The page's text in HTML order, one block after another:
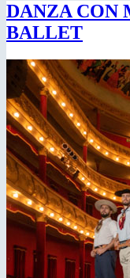
DANZA CON
BALLET